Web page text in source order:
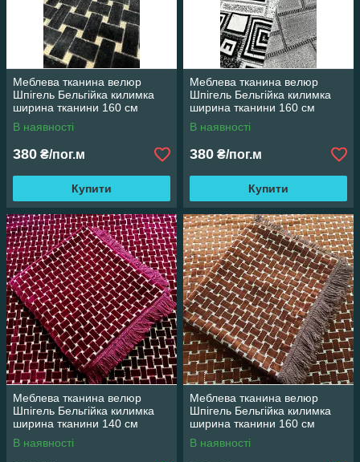
Меблева тканина велюр
Шпігель Бельгійка килимка
ширина тканини 160 см
В наявності
380 ₴/пог.м
Купити
Меблева тканина велюр
Шпігель Бельгійка килимка
ширина тканини 160 см
В наявності
380 ₴/пог.м
Купити
Меблева тканина велюр
Шпігель Бельгійка килимка
ширина тканини 140 см
В наявності
Меблева тканина велюр
Шпігель Бельгійка килимка
ширина тканини 160 см
В наявності